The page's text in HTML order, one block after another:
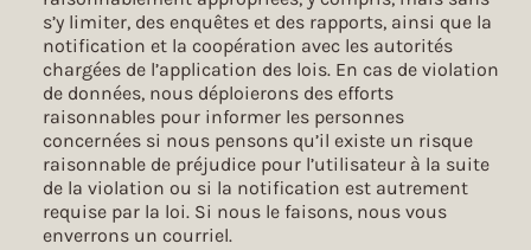
s’y limiter, des enquêtes et des rapports, ainsi que la
notification et la coopération avec les autorités
chargées de l’application des lois. En cas de violation
de données, nous déploierons des efforts
raisonnables pour informer les personnes
concernées si nous pensons qu’il existe un risque
raisonnable de préjudice pour l’utilisateur à la suite
de la violation ou si la notification est autrement
requise par la loi. Si nous le faisons, nous vous
enverrons un courriel.